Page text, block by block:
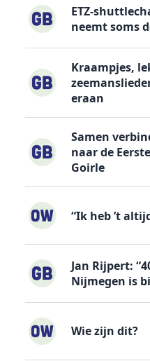
ETZ-
neemt soms
Kraampjes,
eraan
Samen
naar de
Goirle
“Ik heb ’t
Jan Rijpert:
Nijmegen is
Wie zijn dit?